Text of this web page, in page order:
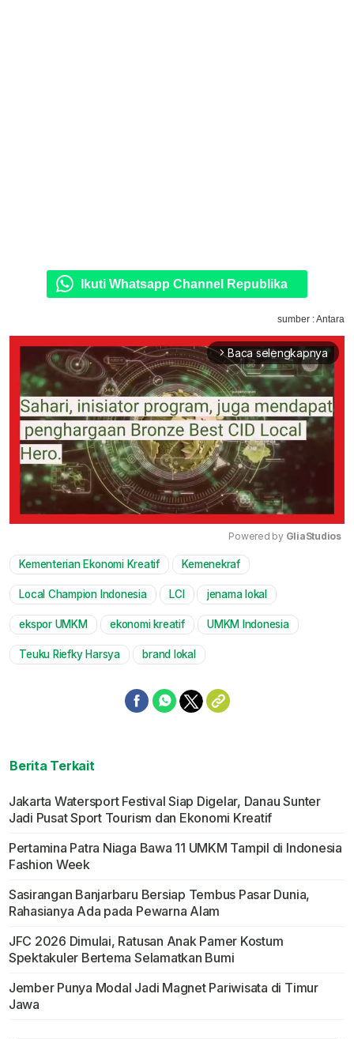
Ikuti Whatsapp Channel Republika
sumber : Antara
arrow_forward_ios Baca selengkapnya
Powered by GliaStudios
Kementerian Ekonomi Kreatif Kemenekraf
Local Champion Indonesia LCI jenama lokal
ekspor UMKM ekonomi kreatif UMKM Indonesia
Teuku Riefky Harsya brand lokal
Berita Terkait
Jakarta Watersport Festival Siap Digelar, Danau Sunter
Jadi Pusat Sport Tourism dan Ekonomi Kreatif
Pertamina Patra Niaga Bawa 11 UMKM Tampil di Indonesia
Fashion Week
Sasirangan Banjarbaru Bersiap Tembus Pasar Dunia,
Rahasianya Ada pada Pewarna Alam
JFC 2026 Dimulai, Ratusan Anak Pamer Kostum
Spektakuler Bertema Selamatkan Bumi
Jember Punya Modal Jadi Magnet Pariwisata di Timur
Jawa